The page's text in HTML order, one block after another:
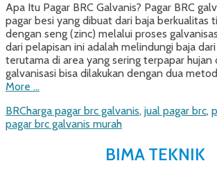
Apa Itu Pagar BRC Galvanis? Pagar BRC
pagar besi yang dibuat dari baja berkualitas
dengan seng (zinc) melalui proses
dari pelapisan ini adalah melindungi baja
terutama di area yang sering terpapar hujan
galvanisasi bisa dilakukan dengan dua
More …
Categories
BRCTags
harga pagar brc galvanis, jual pagar brc,
pagar brc galvanis murah
BIMA TEKNIK